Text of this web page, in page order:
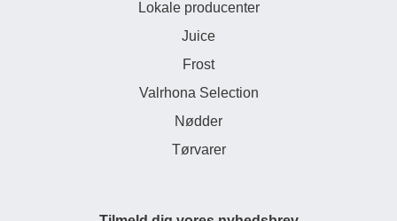
Lokale producenter
Juice
Frost
Valrhona Selection
Nødder
Tørvarer